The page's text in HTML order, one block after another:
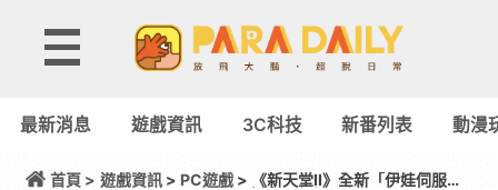
最新消息 遊戲資訊 3C科技 新番列表 動漫
首頁 > 遊戲資訊> PC遊戲> 《新天堂II》全新「伊娃伺服